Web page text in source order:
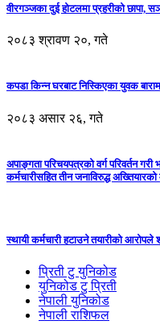
वीरगञ्जका दुई होटलमा प्रहरीको छापा,
२०८३ श्रावण २०, गते
कपडा किन्न घरबाट निस्किएका युवक
२०८३ असार २६, गते
अपाङ्गता परिचयपत्रको वर्ग परिवर्तन गरी
कर्मचारीसहित तीन जनाविरुद्ध अख्तियारको
स्थायी कर्मचारी हटाउने तयारीको आरोपले
प्रिती टु युनिकोड
युनिकोड टु प्रिती
नेपाली युनिकोड
नेपाली राशिफल